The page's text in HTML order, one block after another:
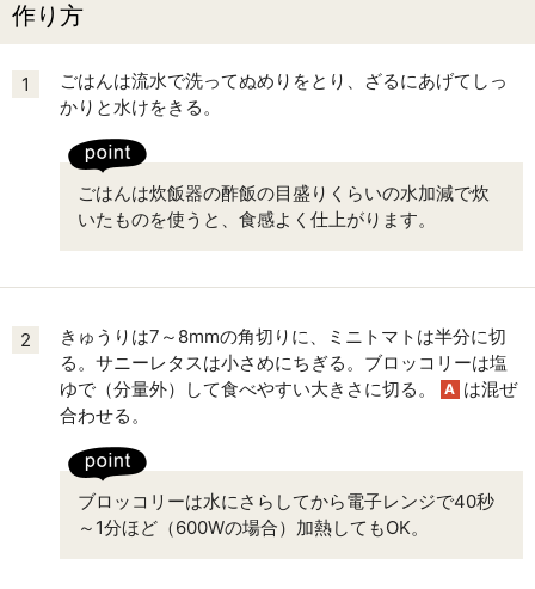
作り方
1
ごはんは流水で洗ってぬめりをとり、ざるにあげてしっ
かりと水けをきる。
ごはんは炊飯器の酢飯の目盛りくらいの水加減で炊
いたものを使うと、食感よく仕上がります。
2
きゅうりは7～8mmの角切りに、ミニトマトは半分に切
る。サニーレタスは小さめにちぎる。ブロッコリーは塩
ゆで（分量外）して食べやすい大きさに切る。
A は混ぜ
合わせる。
ブロッコリーは水にさらしてから電子レンジで40秒
～1分ほど（600Wの場合）加熱してもOK。